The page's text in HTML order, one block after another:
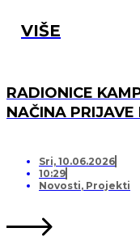
VIŠE
RADIONICE
NAČINA
Sri, 10.06.2026
10:29
Novosti, Projekti